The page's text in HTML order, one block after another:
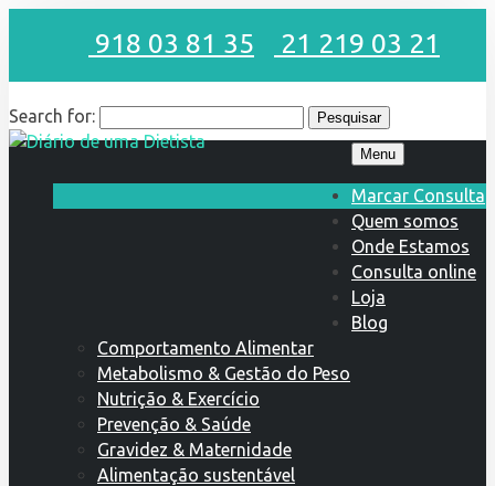
918 03 81 35 21 219 03 21
Search for:
Menu
Marcar Consulta
Quem somos
Onde Estamos
Consulta online
Loja
Blog
Comportamento Alimentar
Metabolismo & Gestão do Peso
Nutrição & Exercício
Prevenção & Saúde
Gravidez & Maternidade
Alimentação sustentável